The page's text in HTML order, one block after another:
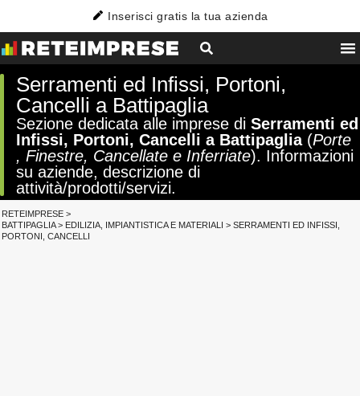
Inserisci gratis la tua azienda
Serramenti ed Infissi, Portoni,
Cancelli a Battipaglia
Sezione dedicata alle imprese di Serramenti ed
Infissi, Portoni, Cancelli a Battipaglia(Porte
, Finestre, Cancellate e Inferriate). Informazioni
su aziende, descrizione di
attività/prodotti/servizi.
RETEIMPRESE >
BATTIPAGLIA> EDILIZIA, IMPIANTISTICA E MATERIALI > SERRAMENTI ED INFISSI,
PORTONI, CANCELLI